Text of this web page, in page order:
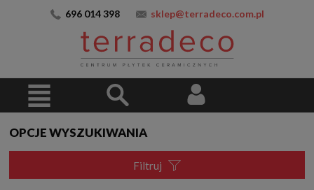
696 014 398 sklep@terradeco.com.pl
OPCJE WYSZUKIWANIA
Filtruj